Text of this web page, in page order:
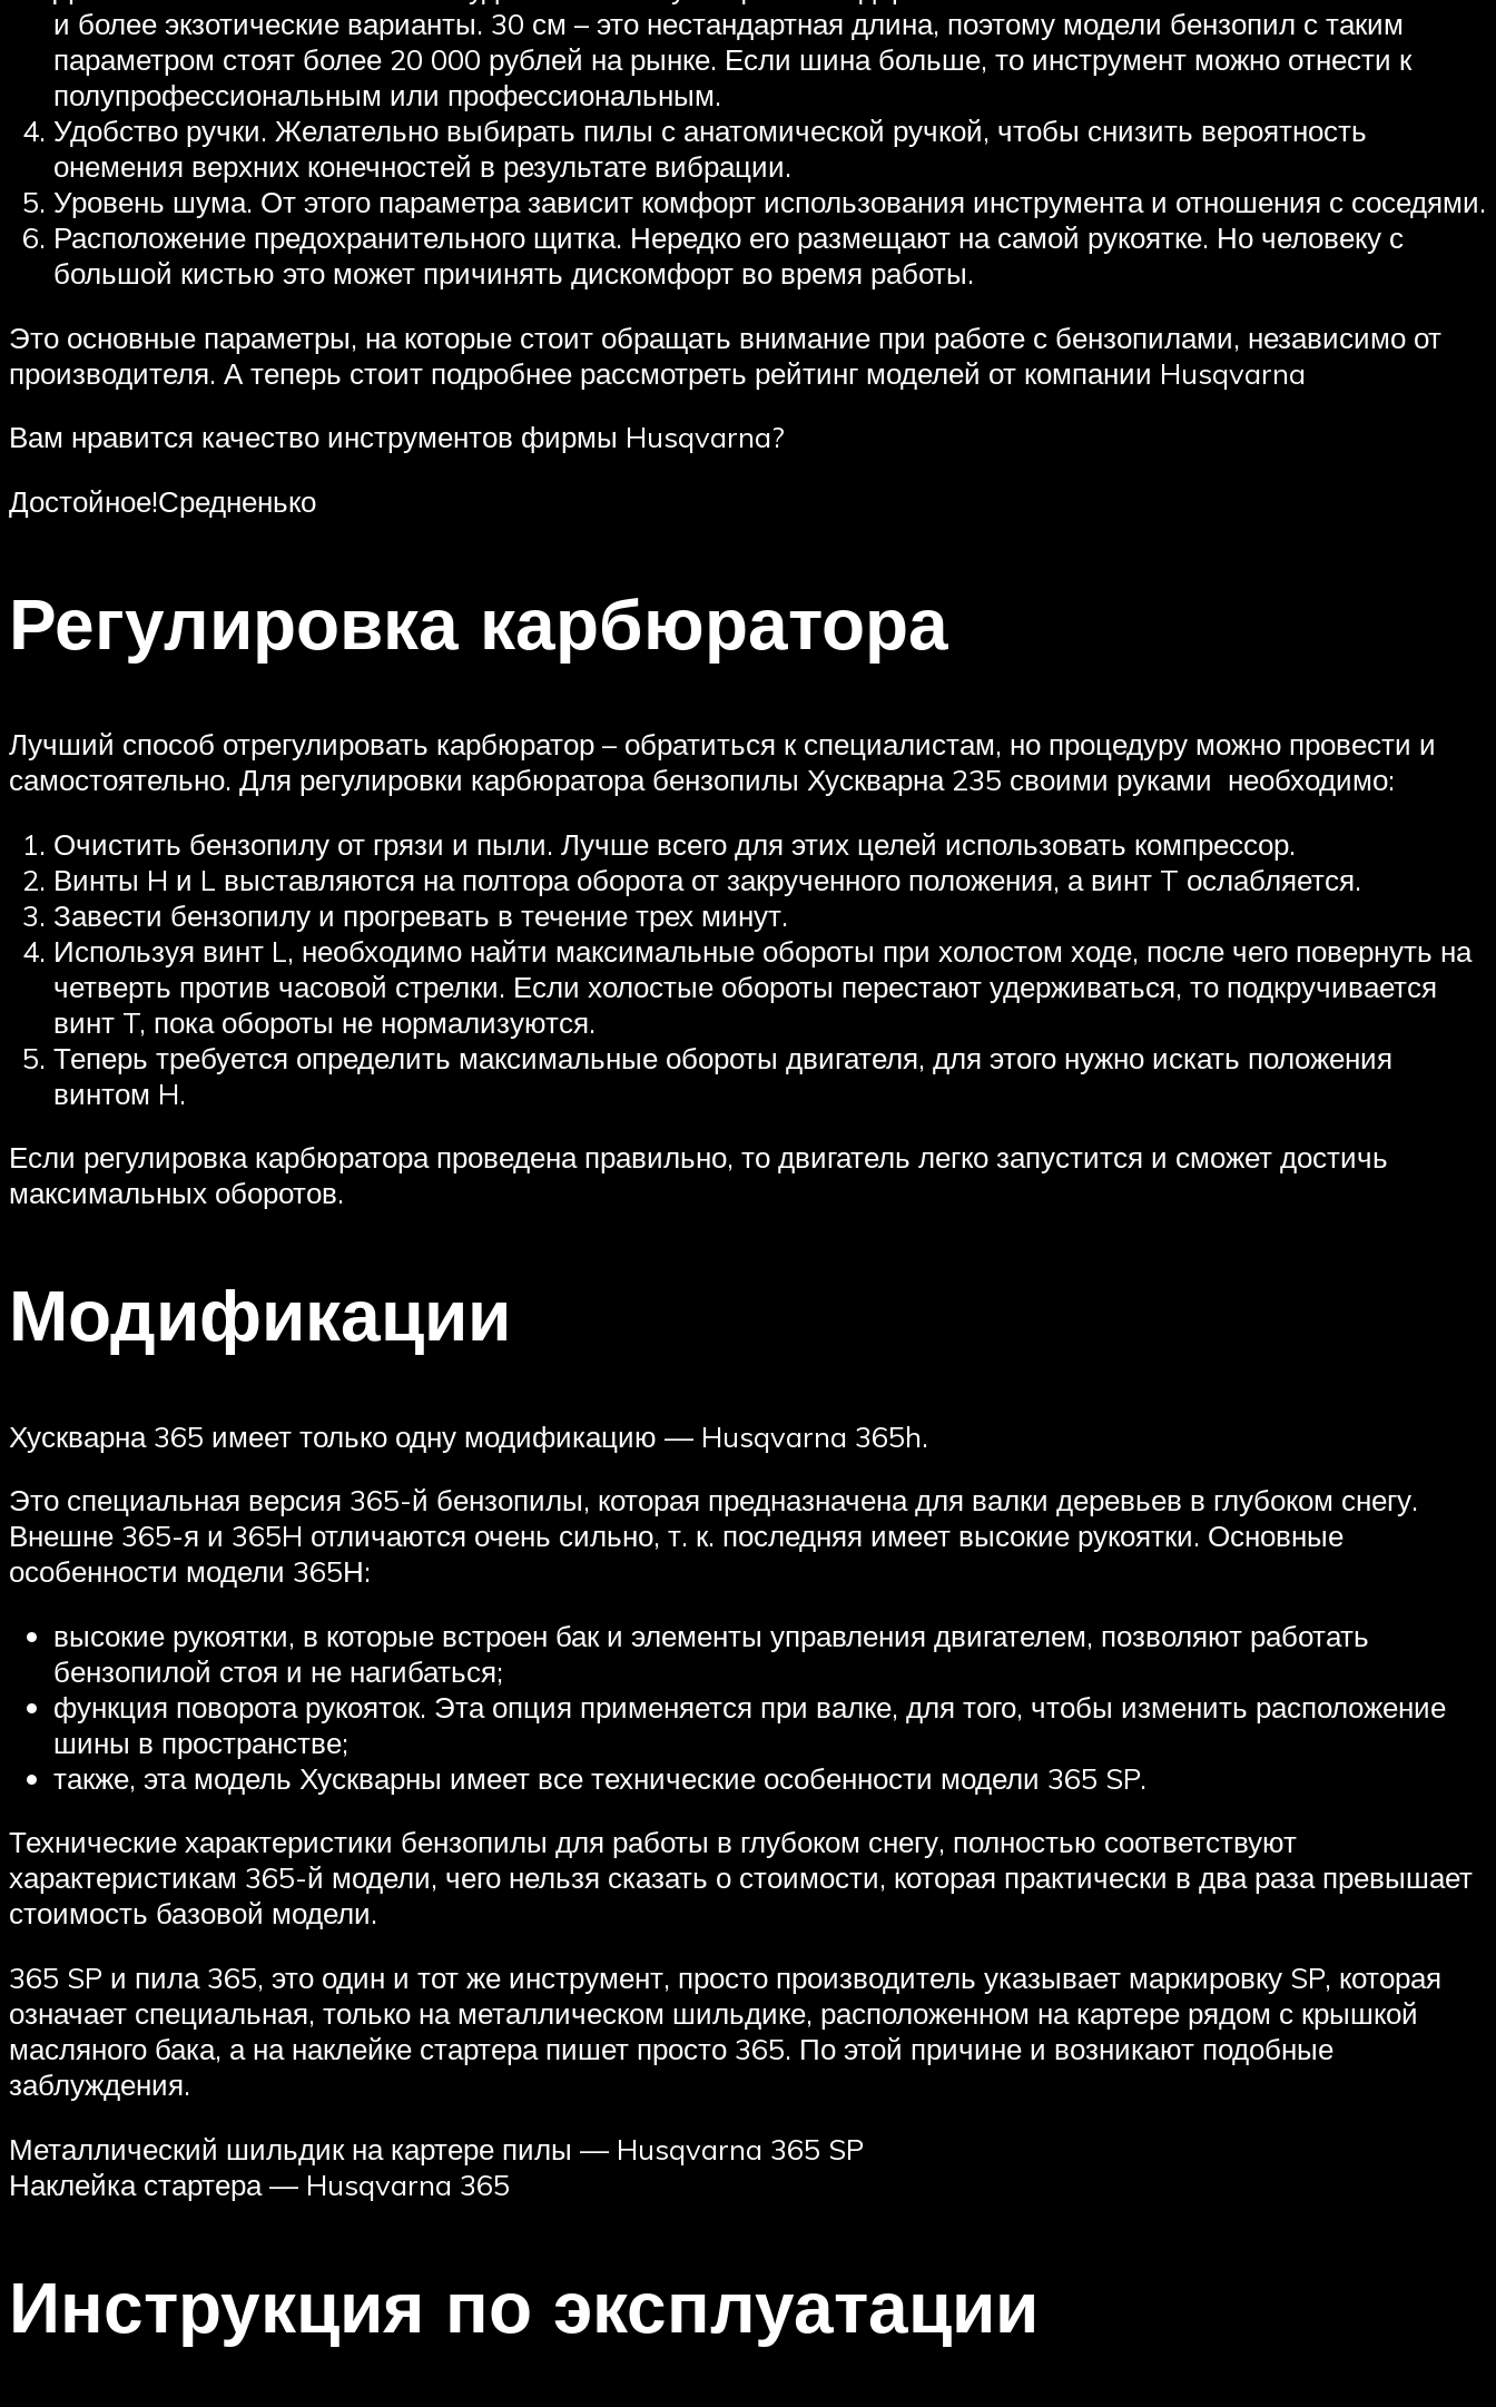
и более экзотические варианты. 30 см – это нестандартная длина, поэтому модели бензопил с таким
параметром стоят более 20 000 рублей на рынке. Если шина больше, то инструмент можно отнести к
полупрофессиональным или профессиональным.
Удобство ручки. Желательно выбирать пилы с анатомической ручкой, чтобы снизить вероятность
онемения верхних конечностей в результате вибрации.
Уровень шума. От этого параметра зависит комфорт использования инструмента и отношения с соседями.
Расположение предохранительного щитка. Нередко его размещают на самой рукоятке. Но человеку с
большой кистью это может причинять дискомфорт во время работы.
Это основные параметры, на которые стоит обращать внимание при работе с бензопилами, независимо от
производителя. А теперь стоит подробнее рассмотреть рейтинг моделей от компании Husqvarna
Вам нравится качество инструментов фирмы Husqvarna?
Достойное!Средненько
Регулировка карбюратора
Лучший способ отрегулировать карбюратор – обратиться к специалистам, но процедуру можно провести и
самостоятельно. Для регулировки карбюратора бензопилы Хускварна 235 своими руками необходимо:
Очистить бензопилу от грязи и пыли. Лучше всего для этих целей использовать компрессор.
Винты H и L выставляются на полтора оборота от закрученного положения, а винт T ослабляется.
Завести бензопилу и прогревать в течение трех минут.
Используя винт L, необходимо найти максимальные обороты при холостом ходе, после чего повернуть на
четверть против часовой стрелки. Если холостые обороты перестают удерживаться, то подкручивается
винт T, пока обороты не нормализуются.
Теперь требуется определить максимальные обороты двигателя, для этого нужно искать положения
винтом H.
Если регулировка карбюратора проведена правильно, то двигатель легко запустится и сможет достичь
максимальных оборотов.
Модификации
Хускварна 365 имеет только одну модификацию — Husqvarna 365h.
Это специальная версия 365-й бензопилы, которая предназначена для валки деревьев в глубоком снегу.
Внешне 365-я и 365H отличаются очень сильно, т. к. последняя имеет высокие рукоятки. Основные
особенности модели 365Н:
высокие рукоятки, в которые встроен бак и элементы управления двигателем, позволяют работать
бензопилой стоя и не нагибаться;
функция поворота рукояток. Эта опция применяется при валке, для того, чтобы изменить расположение
шины в пространстве;
также, эта модель Хускварны имеет все технические особенности модели 365 SP.
Технические характеристики бензопилы для работы в глубоком снегу, полностью соответствуют
характеристикам 365-й модели, чего нельзя сказать о стоимости, которая практически в два раза превышает
стоимость базовой модели.
365 SP и пила 365, это один и тот же инструмент, просто производитель указывает маркировку SP, которая
означает специальная, только на металлическом шильдике, расположенном на картере рядом с крышкой
масляного бака, а на наклейке стартера пишет просто 365. По этой причине и возникают подобные
заблуждения.
Металлический шильдик на картере пилы — Husqvarna 365 SP
Наклейка стартера — Husqvarna 365
Инструкция по эксплуатации